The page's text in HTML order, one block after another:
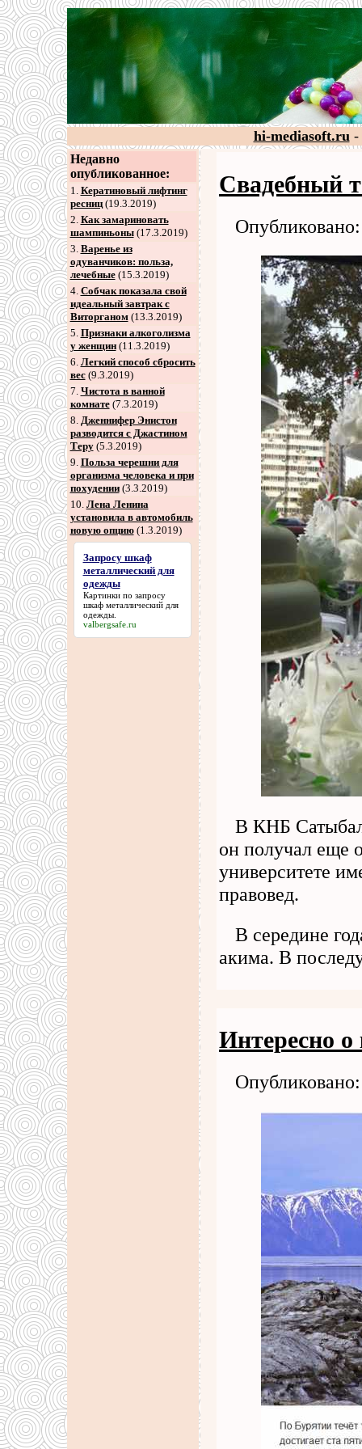
hi-mediasoft.ru-
Недавно
опубликованное:
1. Кератиновый лифтинг
ресниц(19.3.2019)
2. Как замариновать
шампиньоны(17.3.2019)
3. Варенье из
одуванчиков: польза,
лечебные(15.3.2019)
4. Собчак показала свой
идеальный завтрак с
Виторганом(13.3.2019)
5. Признаки алкоголизма
у женщин(11.3.2019)
6. Легкий способ сбросить
вес(9.3.2019)
7. Чистота в ванной
комнате(7.3.2019)
8. Дженнифер Энистон
разводится с Джастином
Теру(5.3.2019)
9. Польза черешни для
организма человека и при
похудении(3.3.2019)
10. Лена Ленина
установила в автомобиль
новую опцию(1.3.2019)
Запросу шкаф
металлический для
одежды
Картинки по запросу
шкаф металлический для
одежды.
valbergsafe.ru
Свадебный
В КНБ
он получал еще
университете
правовед.
В середине
акима. В
Интересно